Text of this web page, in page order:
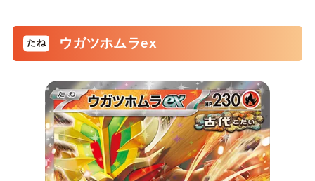
ウガツホムラex